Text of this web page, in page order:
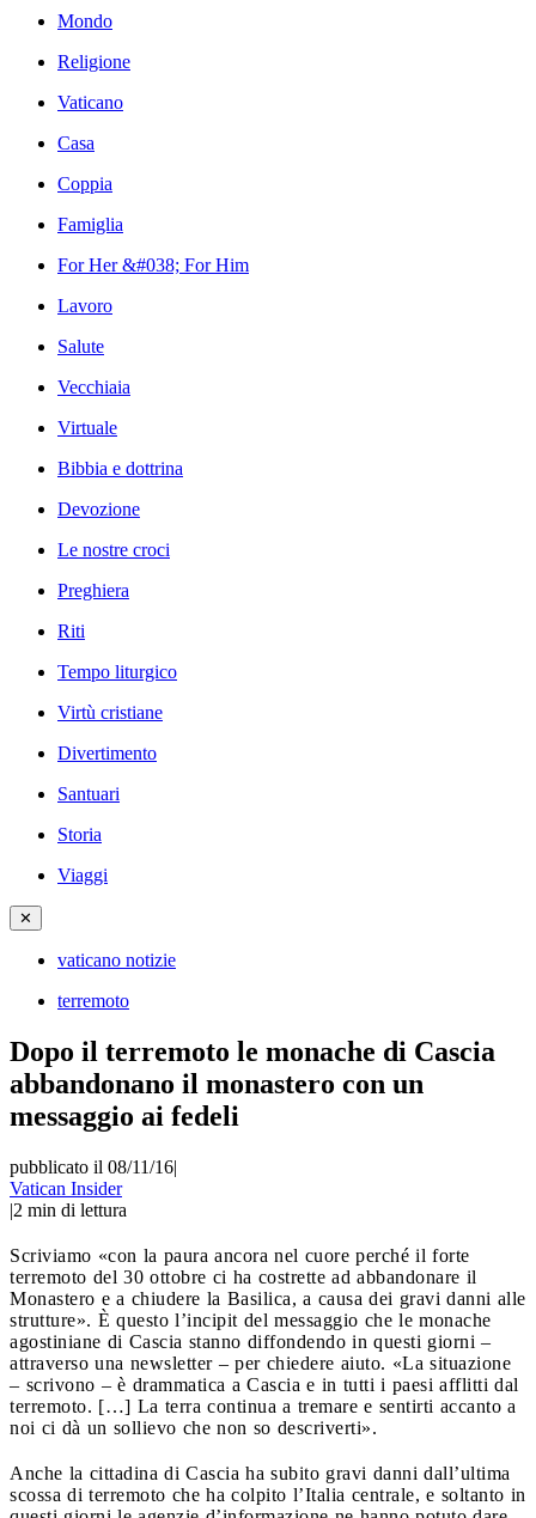
Mondo
Religione
Vaticano
Casa
Coppia
Famiglia
For Her &#038; For Him
Lavoro
Salute
Vecchiaia
Virtuale
Bibbia e dottrina
Devozione
Le nostre croci
Preghiera
Riti
Tempo liturgico
Virtù cristiane
Divertimento
Santuari
Storia
Viaggi
✕
vaticano notizie
terremoto
Dopo il terremoto le monache di Cascia
abbandonano il monastero con un
messaggio ai fedeli
pubblicato il 08/11/16|
Vatican Insider
|2 min di lettura
Scriviamo «con la paura ancora nel cuore perché il forte
terremoto del 30 ottobre ci ha costrette ad abbandonare il
Monastero e a chiudere la Basilica, a causa dei gravi danni alle
strutture». È questo l’incipit del messaggio che le monache
agostiniane di Cascia stanno diffondendo in questi giorni –
attraverso una newsletter – per chiedere aiuto. «La situazione
– scrivono – è drammatica a Cascia e in tutti i paesi afflitti dal
terremoto. […] La terra continua a tremare e sentirti accanto a
noi ci dà un sollievo che non so descriverti».
Anche la cittadina di Cascia ha subito gravi danni dall’ultima
scossa di terremoto che ha colpito l’Italia centrale, e soltanto in